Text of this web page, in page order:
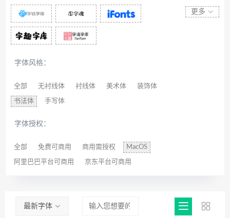
拉丁文 八思巴文 更多
字体风格：
全部 无衬线体 衬线体 美术体 装饰体
书法体 手写体
字体授权：
全部 免费可商用 商用需授权 MacOS
阿里巴巴平台可商用 京东平台可商用
最新字体